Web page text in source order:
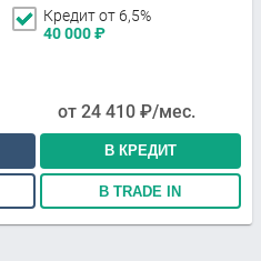
Кредит от 6,5%
40 000₽
от 24 410 ₽/мес.
В КРЕДИТ
В TRADE IN